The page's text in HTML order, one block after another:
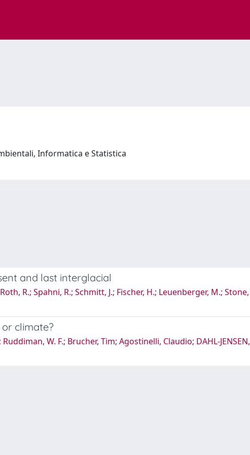
Informatica e Statistica
and last interglacial
R.; Spahni, R.; Schmitt, J.; Fischer, H.; Leuenberger, M.;
climate?
W. F.; Brucher, Tim; Agostinelli, Claudio; DAHL-